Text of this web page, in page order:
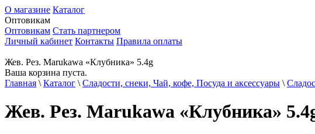
О магазине Каталог
Оптовикам
Оптовикам Стать партнером
Личный кабинет Контакты Правила оплаты
Жев. Рез. Marukawa «Клубника» 5.4g
Ваша корзина пуста.
Главная \ Каталог \ Сладости, снеки, Чай, кофе, Посуда и аксессуары \
Жев. Рез. Marukawa «Клубника»